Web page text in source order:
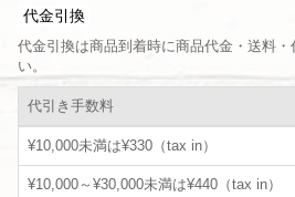
代金引換
代金引換は商品到着時に商品代金・送料
い。
代引き手数料
¥10,000未満は¥330（tax in）
¥10,000～¥30,000未満は¥440（tax in）